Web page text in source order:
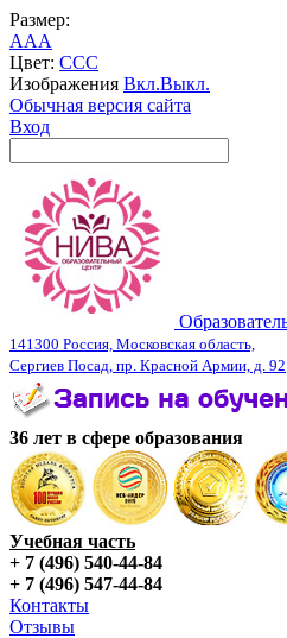
Размер:
AAA
Цвет: CCC
Изображения Вкл.Выкл.
Обычная версия сайта
Вход
141300 Россия, Московская область,
Сергиев Посад, пр. Красной Армии, д. 92
36 лет в сфере образования
Учебная часть
+ 7 (496) 540-44-84
+ 7 (496) 547-44-84
Контакты
Отзывы